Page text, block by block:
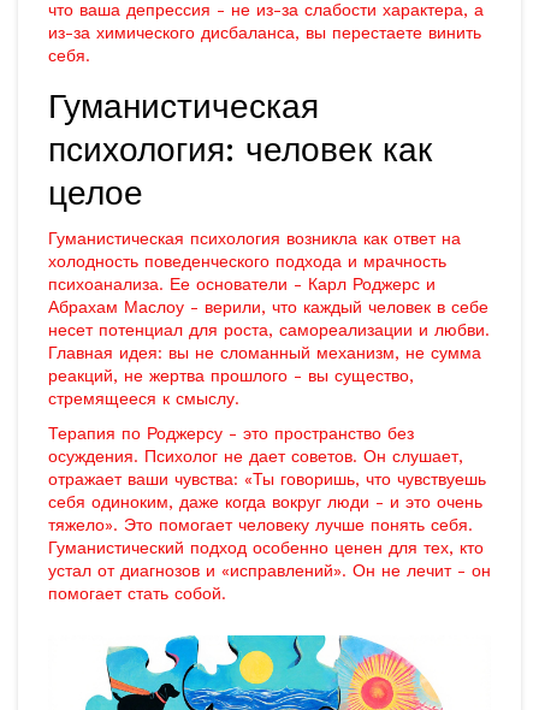
что ваша депрессия - не из-за слабости характера, а
из-за химического дисбаланса, вы перестаете винить
себя.
Гуманистическая
психология: человек как
целое
Гуманистическая психология возникла как ответ на
холодность поведенческого подхода и мрачность
психоанализа. Ее основатели - Карл Роджерс и
Абрахам Маслоу - верили, что каждый человек в себе
несет потенциал для роста, самореализации и любви.
Главная идея: вы не сломанный механизм, не сумма
реакций, не жертва прошлого - вы существо,
стремящееся к смыслу.
Терапия по Роджерсу - это пространство без
осуждения. Психолог не дает советов. Он слушает,
отражает ваши чувства: «Ты говоришь, что чувствуешь
себя одиноким, даже когда вокруг люди - и это очень
тяжело». Это помогает человеку лучше понять себя.
Гуманистический подход особенно ценен для тех, кто
устал от диагнозов и «исправлений». Он не лечит - он
помогает стать собой.